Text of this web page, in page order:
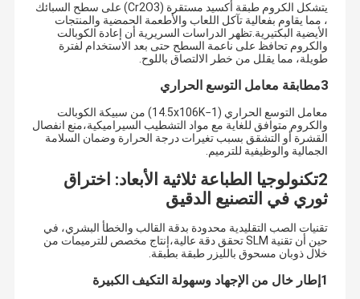
مسكن منتجات معلومات عنا
جولة في
يتشكل الكروم طبقة أكسيد مستقرة (Cr2O3) على سطح السبائك
، مما يقاوم بفعالية تآكل اللعاب والأطعمة الحمضية والمنتجات
الأيضية البكتيرية.تظهر الدراسات السريرية أن إعادة الكوبالت
والكروم تحافظ على ناعمة السطح حتى بعد الاستخدام لفترة
طويلة، مما يقلل من خطر الالتصاق باللوح.
3مطابقة معامل التوسع الحراري
معامل التوسع الحراري (14.5x106K−1) من سبيكة الكوبالت
والكروم متوافق للغاية مع مواد التشطيب السيراميكية،منع انفصال
القشرة أو التشقق بسبب تغيرات درجة الحرارة وضمان السلامة
الجمالية والوظيفية للترميم.
2تكنولوجيا الطباعة ثلاثية الأبعاد: اختراق
ثوري في التصنيع الدقيق
تقنيات الصب التقليدية محدودة بدقة القالب والخطأ البشري، في
حين أن تقنية SLM تحقق دقة عالية،إنتاج مخصص للترميمات من
خلال ذوبان مسحوق بالليزر طبقة بطبقة.
1إطار خال من الإجهاد وسهولة التكيف الكبيرة
تأسست في عام 2007، شركة أودنتال هي شركة صينية رائدة في مجال
تصنيع المواد الحيوية لطب الأسنان، وتقف في طليعة هذا المجال، وتقدم
مجموعة شاملة تشمل كتل الزركونيا الممتازة، والسيراميك الزجاجي،
ومجموعة واسعة من سبائك المعادن المستخدمة في طب الأسنان، وحلول
طب الأسنان الرقمية المتقدمة.
تمتلك الشركة مرافق إنتاج حديثة في تشانغشا وشنغهاي وتشينهوانغداو،